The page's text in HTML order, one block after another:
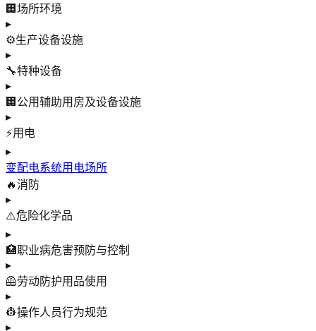
🏢 场所环境
▸
⚙️生产设备设施
▸
🔧特种设备
▸
🏢 公用辅助用房及设备设施
▸
⚡用电
▸
变配电系统用电场所
🔥消防
▸
⚠️危险化学品
▸
🏥职业病危害预防与控制
▸
🦺劳动防护用品使用
▸
👷操作人员行为规范
▸